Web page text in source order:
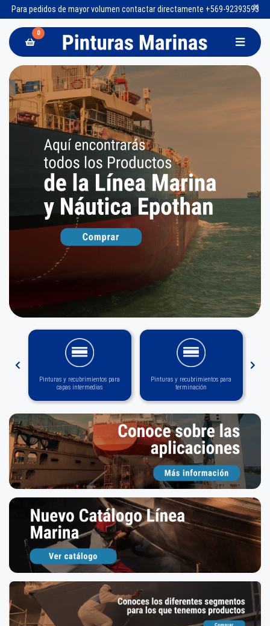
Para pedidos de mayor volumen contactar directamente +569-92393593
×
0
Pinturas y recubrimientos para
capas intermedias
Pinturas y recubrimientos para
terminación